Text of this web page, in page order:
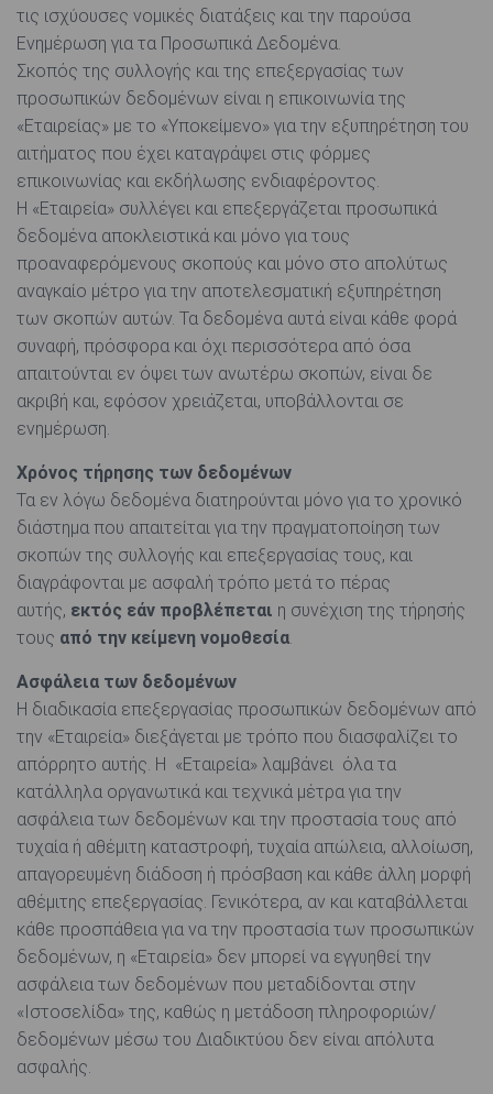
τις ισχύουσες νομικές διατάξεις και την παρούσα
Ενημέρωση για τα Προσωπικά Δεδομένα.
Σκοπός της συλλογής και της επεξεργασίας των
προσωπικών δεδομένων είναι η επικοινωνία της
«Εταιρείας» με το «Υποκείμενο» για την εξυπηρέτηση του
αιτήματος που έχει καταγράψει στις φόρμες
επικοινωνίας και εκδήλωσης ενδιαφέροντος.
Η «Εταιρεία» συλλέγει και επεξεργάζεται προσωπικά
δεδομένα αποκλειστικά και μόνο για τους
προαναφερόμενους σκοπούς και μόνο στο απολύτως
αναγκαίο μέτρο για την αποτελεσματική εξυπηρέτηση
των σκοπών αυτών. Τα δεδομένα αυτά είναι κάθε φορά
συναφή, πρόσφορα και όχι περισσότερα από όσα
απαιτούνται εν όψει των ανωτέρω σκοπών, είναι δε
ακριβή και, εφόσον χρειάζεται, υποβάλλονται σε
ενημέρωση.
Χρόνος τήρησης των δεδομένων
Τα εν λόγω δεδομένα διατηρούνται μόνο για το χρονικό
διάστημα που απαιτείται για την πραγματοποίηση των
σκοπών της συλλογής και επεξεργασίας τους, και
διαγράφονται με ασφαλή τρόπο μετά το πέρας
αυτής, εκτός εάν προβλέπεται η συνέχιση της τήρησής
τους από την κείμενη νομοθεσία.
Ασφάλεια των δεδομένων
Η διαδικασία επεξεργασίας προσωπικών δεδομένων από
την «Εταιρεία» διεξάγεται με τρόπο που διασφαλίζει το
απόρρητο αυτής. Η «Εταιρεία» λαμβάνει όλα τα
κατάλληλα οργανωτικά και τεχνικά μέτρα για την
ασφάλεια των δεδομένων και την προστασία τους από
τυχαία ή αθέμιτη καταστροφή, τυχαία απώλεια, αλλοίωση,
απαγορευμένη διάδοση ή πρόσβαση και κάθε άλλη μορφή
αθέμιτης επεξεργασίας. Γενικότερα, αν και καταβάλλεται
κάθε προσπάθεια για να την προστασία των προσωπικών
δεδομένων, η «Εταιρεία» δεν μπορεί να εγγυηθεί την
ασφάλεια των δεδομένων που μεταδίδονται στην
«Ιστοσελίδα» της, καθώς η μετάδοση πληροφοριών/
δεδομένων μέσω του Διαδικτύου δεν είναι απόλυτα
ασφαλής.